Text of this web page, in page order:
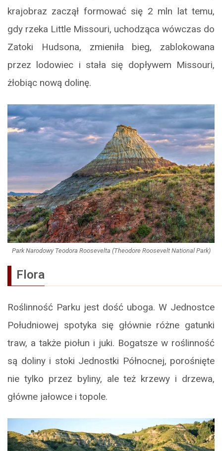
krajobraz zaczął formować się 2 mln lat temu,
gdy rzeka Little Missouri, uchodząca wówczas do
Zatoki Hudsona, zmieniła bieg, zablokowana
przez lodowiec i stała się dopływem Missouri,
żłobiąc nową dolinę.
Park Narodowy Teodora Roosevelta (Theodore Roosevelt National Park)
Flora
Roślinność Parku jest dość uboga. W Jednostce
Południowej spotyka się głównie różne gatunki
traw, a także piołun i juki. Bogatsze w roślinność
są doliny i stoki Jednostki Północnej, porośnięte
nie tylko przez byliny, ale też krzewy i drzewa,
główne jałowce i topole.